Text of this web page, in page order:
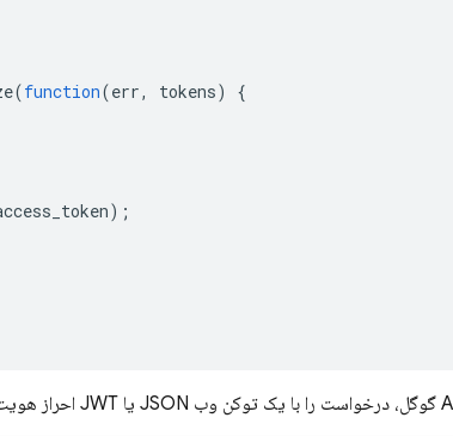
(function(err, tokens)
{
);